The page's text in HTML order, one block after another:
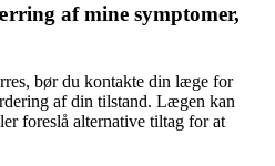
af mine symptomer,
bør du kontakte din læge for
af din tilstand. Lægen kan
foreslå alternative tiltag for at